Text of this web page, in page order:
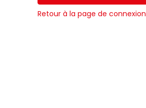
Retour à la page de connexion